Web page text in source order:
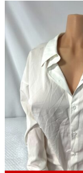
格
は
¥15,000
で
し
た。